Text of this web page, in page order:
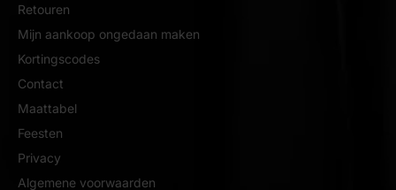
Retouren
Mijn aankoop ongedaan maken
Kortingscodes
Contact
Maattabel
Feesten
Privacy
Algemene voorwaarden